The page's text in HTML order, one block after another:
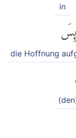
in
die Hoffnung